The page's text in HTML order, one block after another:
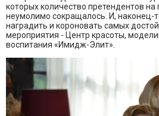
которых количество претендентов на
неумолимо сокращалось. И, наконец-
наградить и короновать самых
мероприятия - Центр красоты,
воспитания «Имидж-Элит».